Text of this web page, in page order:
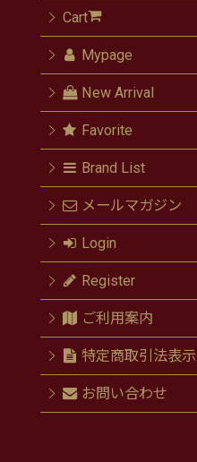
Cart
Mypage
New Arrival
Favorite
Brand List
メールマガジン
Login
Register
ご利用案内
特定商取引法表示
お問い合わせ